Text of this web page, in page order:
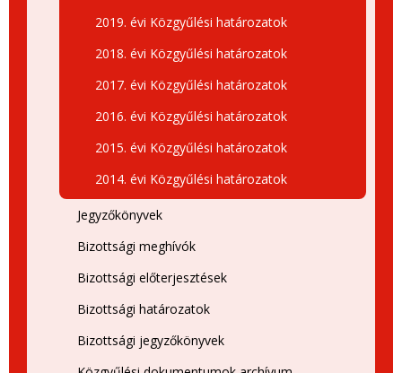
2019. évi Közgyűlési határozatok
2018. évi Közgyűlési határozatok
2017. évi Közgyűlési határozatok
2016. évi Közgyűlési határozatok
2015. évi Közgyűlési határozatok
2014. évi Közgyűlési határozatok
Jegyzőkönyvek
Bizottsági meghívók
Bizottsági előterjesztések
Bizottsági határozatok
Bizottsági jegyzőkönyvek